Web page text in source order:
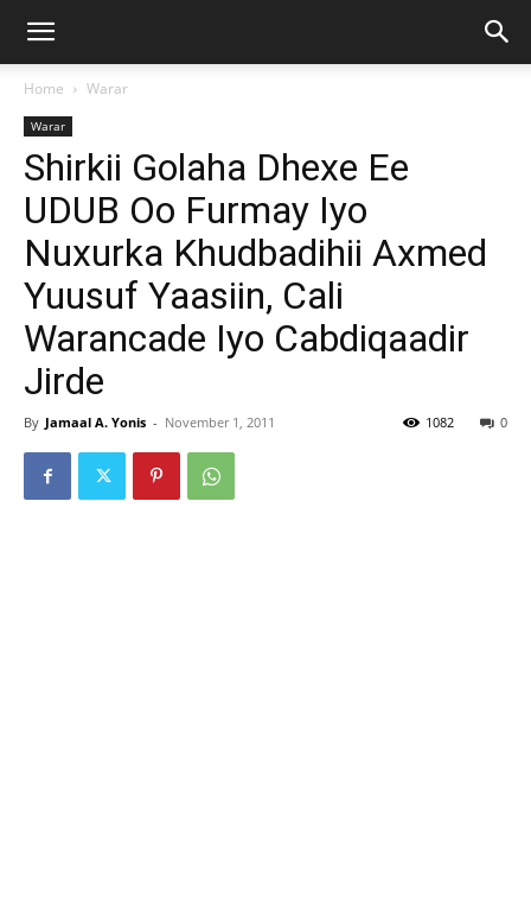
Home Warar
Warar
Shirkii Golaha Dhexe Ee
UDUB Oo Furmay Iyo
Nuxurka Khudbadihii Axmed
Yuusuf Yaasiin, Cali
Warancade Iyo Cabdiqaadir
Jirde
By Jamaal A. Yonis - November 1, 2011 0
1082